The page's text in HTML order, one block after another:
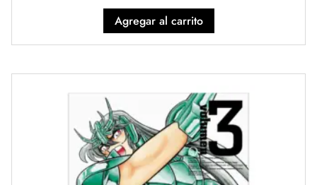
Agregar al carrito